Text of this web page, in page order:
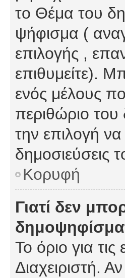
το Θέμα του
ψήφισμα (
επιλογής ,
επιθυμείτε).
ενός μέλους
περιθώριο του
την επιλογή
δημοσιεύσεις
Κορυφή
Γιατί δεν
Το όριο για
Διαχειριστή.